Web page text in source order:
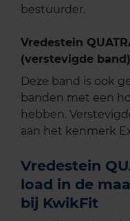
bestuurder.
Vredestein
(verstevigde band)
Deze band is ook
banden met een
hebben.
aan het kenmerk
Vredestein
load in de
bij KwikFit